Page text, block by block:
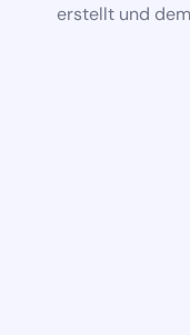
erstellt und